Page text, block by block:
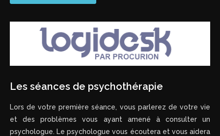
Les séances de psychothérapie
Lors de votre première séance, vous parlerez de votre vie
et des problèmes vous ayant amené à consulter un
psychologue. Le psychologue vous écoutera et vous aidera